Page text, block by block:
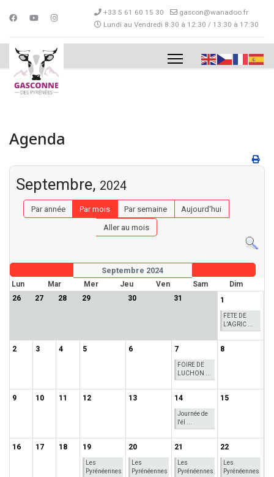
+33 5 61 60 15 30
gascon@wanadoo.fr
Lundi au Vendredi 8:30 à 12:30 / 13:30 à 17:30
Agenda
Septembre, 2024
Par année Par mois Par semaine
Aujourd'hui
Aller au mois
Septembre 2024
Lun Mar Mer Jeu Ven Sam
Dim
26
27 28 29 30 31 1
FETE DE
L'AGRIC ...
2 3 4 5 6 7
FOIRE DE
LUCHON ...
8
9 10 11 12 13 14
Journée de
l'él ...
15
16 17 18 19
Les
Pyrénéennes
20
Les
Pyrénéennes
21
Les
Pyrénéennes
22
Les
Pyrénéennes